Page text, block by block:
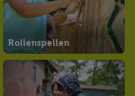
Rollenspellen